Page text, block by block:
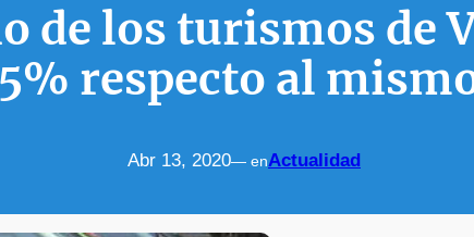
de los turismos de
respecto al
Abr 13, 2020— enActualidad